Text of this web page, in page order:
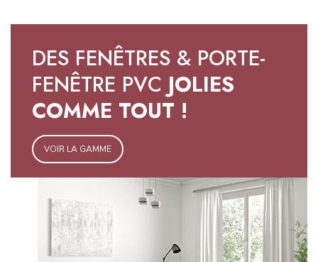
DES FENÊTRES & PORTE-
FENÊTRE PVC JOLIES
COMME TOUT !
VOIR LA GAMME